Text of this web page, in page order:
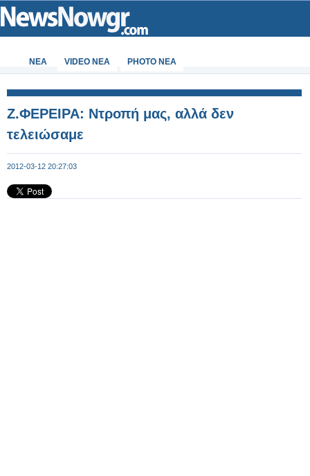
ΝΕΑ VIDEO NEA PHOTO NEA
Z.ΦΕΡΕΙΡΑ: Ντροπή μας, αλλά δεν
τελειώσαμε
2012-03-12 20:27:03